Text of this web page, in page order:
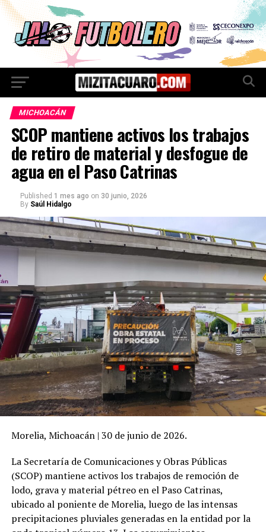
MICHOACÁN
SCOP mantiene activos los trabajos
de retiro de material y desfogue de
agua en el Paso Catrinas
Published 1 mes ago on 30 junio, 2026
By Saúl Hidalgo
Morelia, Michoacán | 30 de junio de 2026.
La Secretaría de Comunicaciones y Obras Públicas
(SCOP) mantiene activos los trabajos de remoción de
lodo, grava y material pétreo en el Paso Catrinas,
ubicado al poniente de Morelia, luego de las intensas
precipitaciones pluviales generadas en la entidad por la